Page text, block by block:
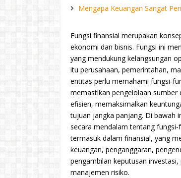
Mengapa Keuangan Sangat
Fungsi finansial merupakan
ekonomi dan bisnis. Fungsi ini
yang mendukung kelangsungan
itu perusahaan, pemerintahan,
entitas perlu memahami fungsi-
memastikan pengelolaan sumber
efisien, memaksimalkan
tujuan jangka panjang. Di bawah
secara mendalam tentang
termasuk dalam finansial, yang
keuangan, penganggaran,
pengambilan keputusan
manajemen risiko.